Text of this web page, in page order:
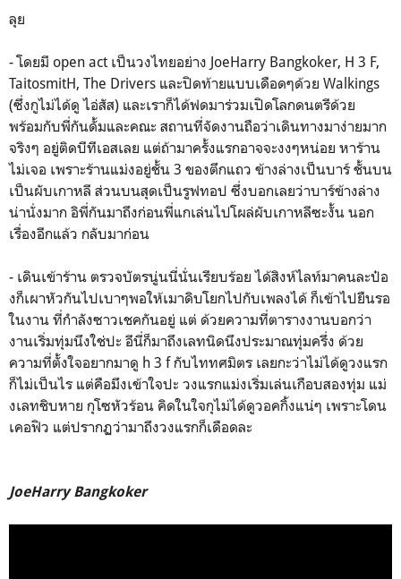
ลุย
-โดยมี open act เป็นวงไทยอย่าง JoeHarry Bangkoker, H 3 F,
TaitosmitH, The Drivers และปิดท้ายแบบเดือดๆด้วย Walkings
(ซึ่งกูไม่ได้ดู ไอ่สัส) และเราก็ได้ฟดมาร่วมเปิดโลกดนตรีด้วย
พร้อมกับพี่กันดั้มและคณะ สถานที่จัดงานถือว่าเดินทางมาง่ายมาก
จริงๆ อยู่ติดบีทีเอสเลย แต่ถ้ามาครั้งแรกอาจจะงงๆหน่อย หาร้าน
ไม่เจอ เพราะร้านแม่งอยู่ชั้น 3 ของตึกแถว ข้างล่างเป็นบาร์ ชั้นบน
เป็นผับเกาหลี ส่วนบนสุดเป็นรูฟทอป ซึ่งบอกเลยว่าบาร์ข้างล่าง
น่านั่งมาก อิพี่กันมาถึงก่อนพี่แกเล่นไปโผล่ผับเกาหลีซะงั้น นอก
เรื่องอีกแล้ว กลับมาก่อน
- เดินเข้าร้าน ตรวจบัตรนู่นนี่นั่นเรียบร้อย ได้สิงห์ไลท์มาคนละป๋อ
งก็เผาหัวกันไปเบาๆพอให้เมาดิบโยกไปกับเพลงได้ ก็เข้าไปยืนรอ
ในงาน ที่กำลังซาวเชคกันอยู่ แต่ ด้วยความที่ตารางงานบอกว่า
งานเริ่มทุ่มนึงใช่ปะ อีนี่ก็มาถึงเลทนิดนึงประมาณทุ่มครึ่ง ด้วย
ความที่ตั้งใจอยากมาดู h 3 f กับไททศมิตร เลยกะว่าไม่ได้ดูวงแรก
ก็ไม่เป็นไร แต่คือมึงเข้าใจปะ วงแรกแม่งเริ่มเล่นเกือบสองทุ่ม แม่
งเลทชิบหาย กุโซหัวร้อน คิดในใจกุไม่ได้ดูวอคกิ้งแน่ๆ เพราะโดน
เคอฟิว แต่ปรากฏว่ามาถึงวงแรกก็เดือดละ
JoeHarry Bangkoker